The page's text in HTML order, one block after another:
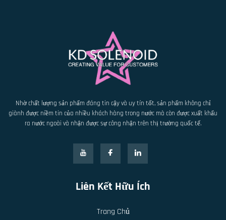
Nhờ chất lượng sản phẩm đáng tin cậy và uy tín tốt, sản phẩm không chỉ
giành được niềm tin của nhiều khách hàng trong nước mà còn được xuất khẩu
ra nước ngoài và nhận được sự công nhận trên thị trường quốc tế.
Liên Kết Hữu Ích
Trang Chủ